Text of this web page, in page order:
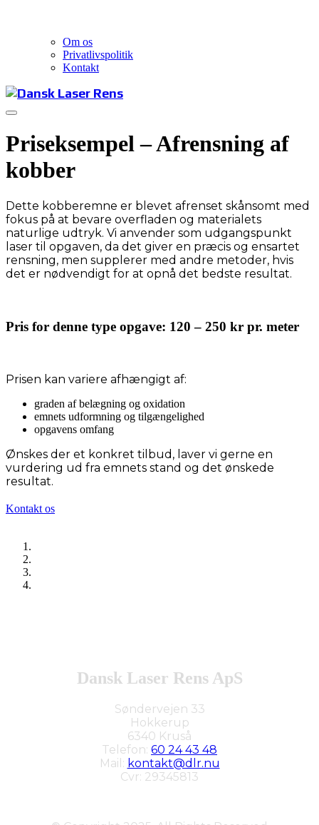
Om os
Privatlivspolitik
Kontakt
Priseksempel – Afrensning af
kobber
Dette kobberemne er blevet afrenset skånsomt med
fokus på at bevare overfladen og materialets
naturlige udtryk. Vi anvender som udgangspunkt
laser til opgaven, da det giver en præcis og ensartet
rensning, men supplerer med andre metoder, hvis
det er nødvendigt for at opnå det bedste resultat.
Pris for denne type opgave: 120 – 250 kr pr. meter
Prisen kan variere afhængigt af:
graden af belægning og oxidation
emnets udformning og tilgængelighed
opgavens omfang
Ønskes der et konkret tilbud, laver vi gerne en
vurdering ud fra emnets stand og det ønskede
resultat.
Kontakt os
Dansk Laser Rens ApS
Søndervejen 33
Hokkerup
6340 Kruså
Telefon: 60 24 43 48
Mail: kontakt@dlr.nu
Cvr: 29345813